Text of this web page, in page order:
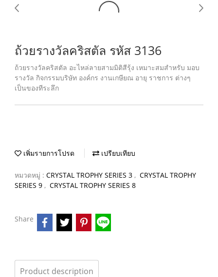
ถ้วยรางวัลคริสตัล รหัส 3136
ถ้วยรางวัลคริสตัล อะไหล่ลายสามมิติสีรุ้ง เหมาะสมสำหรับ มอบ
รางวัล กิจกรรมบริษัท องค์กร งานเกษียณ อายุ ราชการ ต่างๆ
เป็นของทีระลึก
เพิ่มรายการโปรด เปรียบเทียบ
หมวดหมู่ : CRYSTAL TROPHY SERIES 3 , CRYSTAL TROPHY
SERIES 9 , CRYSTAL TROPHY SERIES 8
Share
Product description